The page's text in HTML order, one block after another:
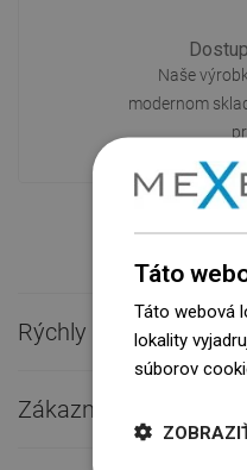
Naše
modernom
Rýchly kontakt
Zákaznícky servis
Táto
Táto webová
lokality
súborov